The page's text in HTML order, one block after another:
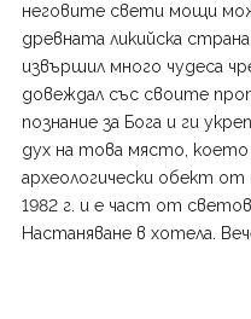
неговите свети мощи
древната ликийска
извършил много чудеса
довеждал със своите
познание за Бога и ги
дух на това място,
археологически обект
1982 г. и е част от
Настаняване в хотела.